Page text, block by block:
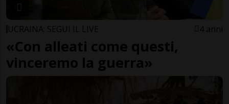
UCRAINA: SEGUI IL LIVE 4 anni
«Con alleati come questi,
vinceremo la guerra»